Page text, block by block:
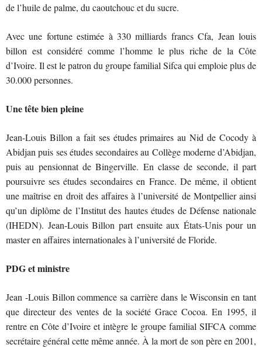
de l’huile de palme, du caoutchouc et du sucre.
Avec une fortune estimée à 330 milliards francs Cfa, Jean louis
billon est considéré comme l’homme le plus riche de la Côte
d’Ivoire. Il est le patron du groupe familial Sifca qui emploie plus de
30.000 personnes.
Une tête bien pleine
Jean-Louis Billon a fait ses études primaires au Nid de Cocody à
Abidjan puis ses études secondaires au Collège moderne d’Abidjan,
puis au pensionnat de Bingerville. En classe de seconde, il part
poursuivre ses études secondaires en France. De même, il obtient
une maîtrise en droit des affaires à l’université de Montpellier ainsi
qu’un diplôme de l’Institut des hautes études de Défense nationale
(IHEDN). Jean-Louis Billon part ensuite aux États-Unis pour un
master en affaires internationales à l’université de Floride.
PDG et ministre
Jean -Louis Billon commence sa carrière dans le Wisconsin en tant
que directeur des ventes de la société Grace Cocoa. En 1995, il
rentre en Côte d’Ivoire et intègre le groupe familial SIFCA comme
secrétaire général cette même année. À la mort de son père en 2001,